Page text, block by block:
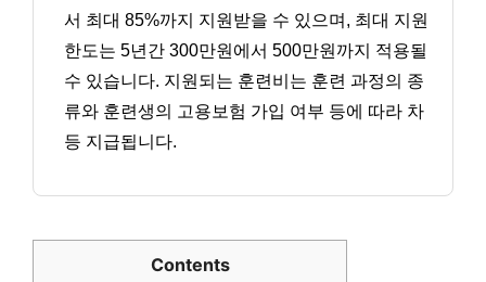
서 최대 85%까지 지원받을 수 있으며, 최대 지원
한도는 5년간 300만원에서 500만원까지 적용될
수 있습니다. 지원되는 훈련비는 훈련 과정의 종
류와 훈련생의 고용보험 가입 여부 등에 따라 차
등 지급됩니다.
Contents